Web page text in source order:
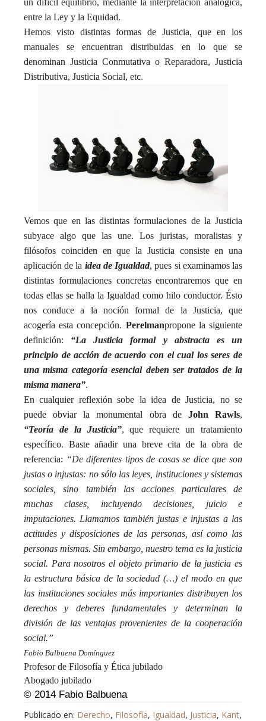
entre la Ley y la Equidad.
Hemos visto distintas formas de Justicia, que en los
manuales se encuentran distribuidas en lo que se
denominan Justicia Conmutativa o Reparadora, Justicia
Distributiva, Justicia Social, etc.
Vemos que en las distintas formulaciones de la Justicia
subyace algo que las une. Los juristas, moralistas y
filósofos coinciden en que la Justicia consiste en una
aplicación de la idea de Igualdad, pues si examinamos las
distintas formulaciones concretas encontraremos que en
todas ellas se halla la Igualdad como hilo conductor. Ésto
nos conduce a la noción formal de la Justicia, que
acogería esta concepción. Perelmanpropone la siguiente
definición: “La Justicia formal y abstracta es un
principio de acción de acuerdo con el cual los seres de
una misma categoría esencial deben ser tratados de la
misma manera”.
En cualquier reflexión sobe la idea de Justicia, no se
puede obviar la monumental obra de John Rawls,
“Teoría de la Justicia”, que requiere un tratamiento
específico. Baste añadir una breve cita de la obra de
referencia: “De diferentes tipos de cosas se dice que son
justas o injustas: no sólo las leyes, instituciones y sistemas
sociales, sino también las acciones particulares de
muchas clases, incluyendo decisiones, juicio e
imputaciones. Llamamos también justas e injustas a las
actitudes y disposiciones de las personas, así como las
personas mismas. Sin embargo, nuestro tema es la justicia
social. Para nosotros el objeto primario de la justicia es
la estructura básica de la sociedad (…) el modo en que
las instituciones sociales más importantes distribuyen los
derechos y deberes fundamentales y determinan la
división de las ventajas provenientes de la cooperación
social.”
Fabio Balbuena Domínguez
Profesor de Filosofía y Ética jubilado
Abogado jubilado
© 2014 Fabio Balbuena
Publicado en: Derecho, Filosofía, Igualdad, Justicia, Kant,